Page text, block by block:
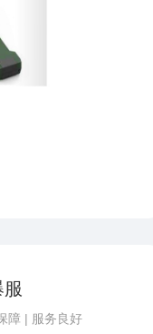
障 | 服务良好